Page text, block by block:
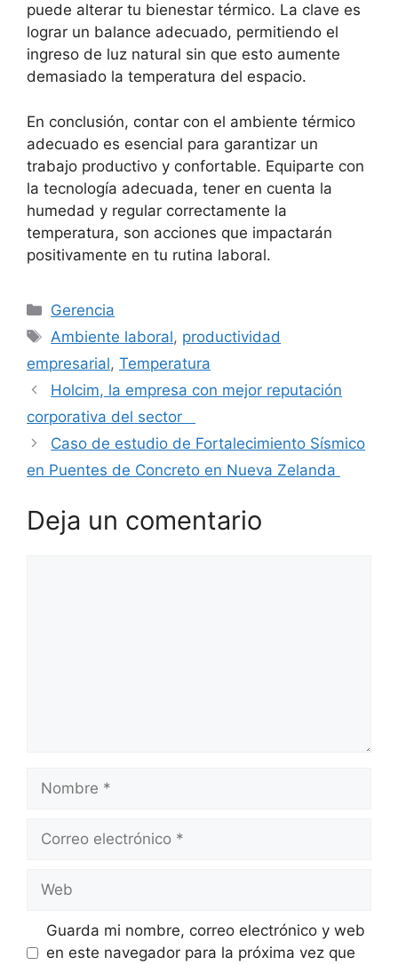
puede alterar tu bienestar térmico. La clave es
lograr un balance adecuado, permitiendo el
ingreso de luz natural sin que esto aumente
demasiado la temperatura del espacio.
En conclusión, contar con el ambiente térmico
adecuado es esencial para garantizar un
trabajo productivo y confortable. Equiparte con
la tecnología adecuada, tener en cuenta la
humedad y regular correctamente la
temperatura, son acciones que impactarán
positivamente en tu rutina laboral.
Categorías
Gerencia
Etiquetas
Ambiente laboral, productividad
empresarial, Temperatura
Holcim, la empresa con mejor reputación
corporativa del sector
Caso de estudio de Fortalecimiento Sísmico
en Puentes de Concreto en Nueva Zelanda
Deja un comentario
Nombre
Correo
Web
Guarda mi nombre, correo electrónico y web
en este navegador para la próxima vez que